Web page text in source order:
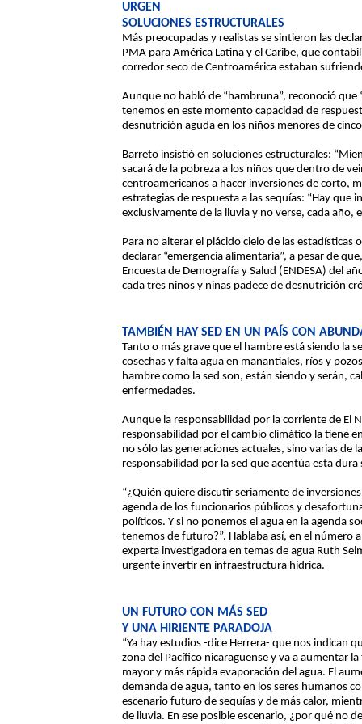
URGEN
SOLUCIONES ESTRUCTURALES
Más preocupadas y realistas se sintieron las
PMA para América Latina y el Caribe, que
corredor seco de Centroamérica estaban
Aunque no habló de “hambruna”, reconoció que
tenemos en este momento capacidad de
desnutrición aguda en los niños menores de
Barreto insistió en soluciones estructurales:
sacará de la pobreza a los niños que dentro de
centroamericanos a hacer inversiones de corto,
estrategias de respuesta a las sequías: “Hay
exclusivamente de la lluvia y no verse, cada año,
Para no alterar el plácido cielo de las estadísticas
declarar “emergencia alimentaria”, a pesar de
Encuesta de Demografía y Salud (ENDESA) del
cada tres niños y niñas padece de desnutrición
TAMBIÉN HAY SED EN UN PAÍS CON
Tanto o más grave que el hambre está siendo la
cosechas y falta agua en manantiales, ríos y
hambre como la sed son, están siendo y serán,
enfermedades.
Aunque la responsabilidad por la corriente de El
responsabilidad por el cambio climático la tiene
no sólo las generaciones actuales, sino varias de
responsabilidad por la sed que acentúa esta
“¿Quién quiere discutir seriamente de
agenda de los funcionarios públicos y
políticos. Y si no ponemos el agua en la agenda
tenemos de futuro?”. Hablaba así, en el número
experta investigadora en temas de agua Ruth
urgente invertir en infraestructura hídrica.
UN FUTURO CON MÁS SED
Y UNA HIRIENTE PARADOJA
“Ya hay estudios -dice Herrera- que nos indican
zona del Pacífico nicaragüense y va a aumentar
mayor y más rápida evaporación del agua. El
demanda de agua, tanto en los seres humanos
escenario futuro de sequías y de más calor,
de lluvia. En ese posible escenario, ¿por qué no